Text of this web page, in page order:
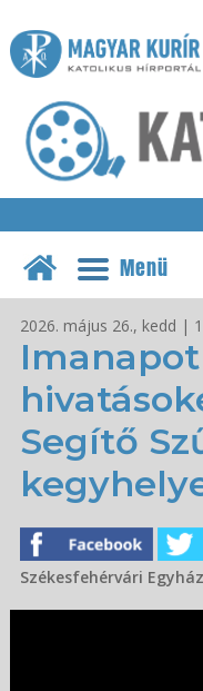
Menü
2026. május 26., kedd |
Segítő
Székesfehérvári